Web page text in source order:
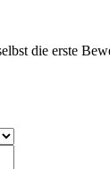
die erste